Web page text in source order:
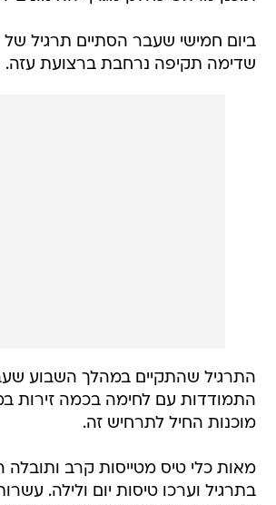
ביום חמישי שעבר הסתיים תרגיל של
שדימה תקיפה נרחבת ברצועת עזה.
התרגיל שהתקיים במהלך השבוע
התמודדות עם לחימה בכמה זירות
מוכנות החיל לתרחיש זה.
מאות כלי טיס מטייסות קרב
בתרגיל וערכו טיסות יום ולילה.